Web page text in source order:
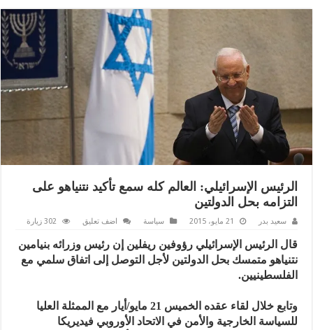
الرئيس الإسرائيلي: العالم كله سمع تأكيد نتنياهو على
التزامه بحل الدولتين
سعيد بدر 21 مايو، 2015 سياسة اضف تعليق 302 زيارة
قال الرئيس الإسرائيلي رؤوفين ريفلين إن رئيس وزرائه بنيامين
نتنياهو متمسك بحل الدولتين لأجل التوصل إلى اتفاق سلمي مع
الفلسطينيين.
وتابع خلال لقاء عقده الخميس 21 مايو/أيار مع الممثلة العليا
للسياسة الخارجية والأمن في الاتحاد الأوروبي فيديريكا